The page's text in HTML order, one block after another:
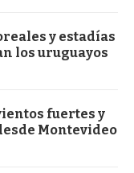
y estadías
los uruguayos
fuertes y
Montevideo